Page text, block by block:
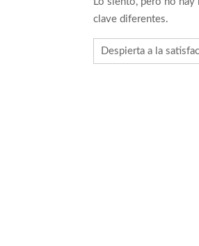
Día de
¿Podemos
clave diferentes.
Buscar: